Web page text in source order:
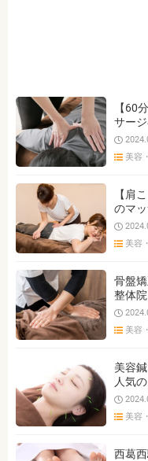
【60
サー
美容
【肩
のマ
美容
骨盤
整体
美容
美容
人気
美容
西葛